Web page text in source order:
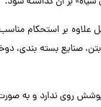
علاوه بر استحکام
صنایع بسته بندی،
روی ندارد و به صورت